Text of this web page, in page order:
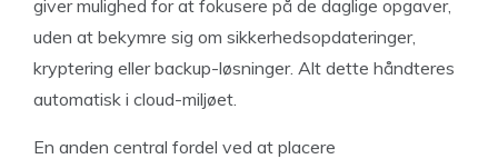
giver mulighed for at fokusere på de daglige opgaver,
uden at bekymre sig om sikkerhedsopdateringer,
kryptering eller backup-løsninger. Alt dette håndteres
automatisk i cloud-miljøet.
En anden central fordel ved at placere